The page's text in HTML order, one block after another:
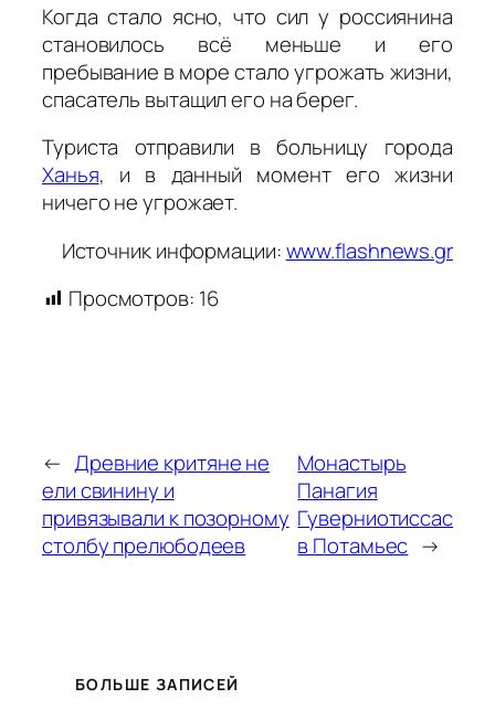
Когда стало ясно, что сил у россиянина
становилось всё меньше и его
пребывание в море стало угрожать жизни,
спасатель вытащил его на берег.
Туриста отправили в больницу города
Ханья, и в данный момент его жизни
ничего не угрожает.
Источник информации:www.flashnews.gr
Просмотров: 16
← Древние критяне не
ели свинину и
привязывали к позорному
столбу прелюбодеев
Монастырь
Панагия
Гуверниотиссас
в Потамьес →
БОЛЬШЕ ЗАПИСЕЙ